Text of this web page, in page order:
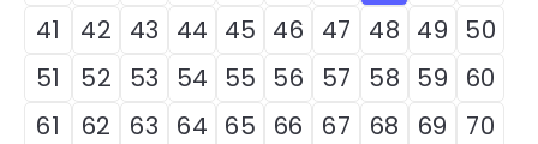
41
42 43 44 45 46 47 48 49 50
51
52 53 54 55 56 57 58 59
60
61
62 63 64 65 66 67 68 69
70